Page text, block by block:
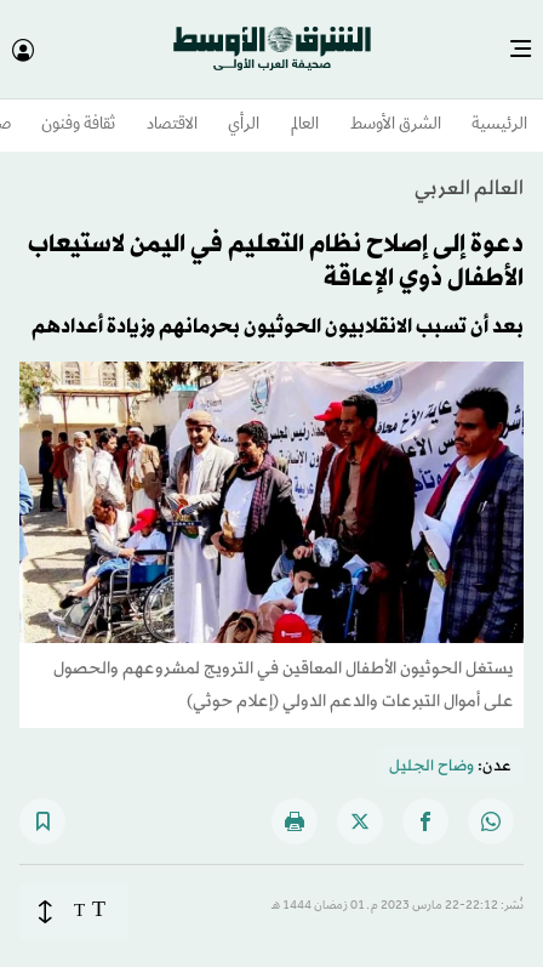
الرئيسية الشرق الأوسط​ العالم الرأي الاقتصاد ثقافة وفنون
العالم العربي
دعوة إلى إصلاح نظام التعليم في اليمن لاستيعاب
الأطفال ذوي الإعاقة
بعد أن تسبب الانقلابيون الحوثيون بحرمانهم وزيادة أعدادهم
يستغل الحوثيون الأطفال المعاقين في الترويج لمشروعهم والحصول
على أموال التبرعات والدعم الدولي (إعلام حوثي)
عدن:وضاح الجليل
نُشر: 22:12-22 مارس 2023 م ـ 01 رَمضان 1444 هـ T
T